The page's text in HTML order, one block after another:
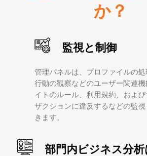
か？
監視と制御
管理パネルは、プロファイルの
行動の観察などのユーザー関連
イトのルール、利用規約、およ
ザクションに違反するなどの監
きます。
部門内ビジネス分析